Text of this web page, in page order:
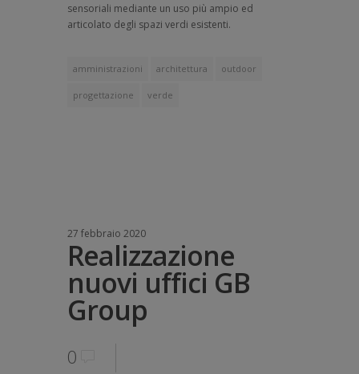
sensoriali mediante un uso più ampio ed
articolato degli spazi verdi esistenti.
amministrazioni architettura outdoor
progettazione verde
27 febbraio 2020
Realizzazione
nuovi uffici GB
Group
0